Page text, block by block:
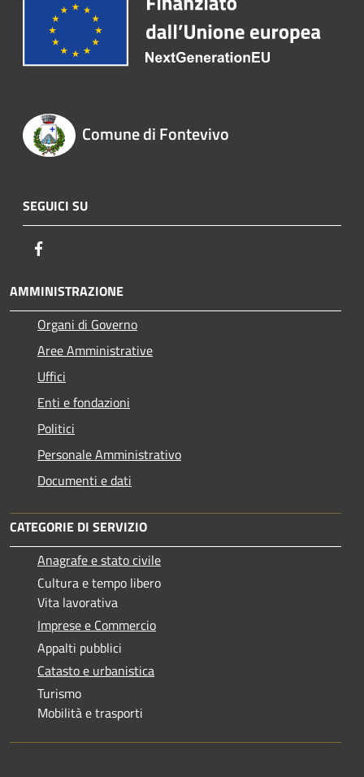
Comune di Fontevivo
SEGUICI SU
AMMINISTRAZIONE
Organi di Governo
Aree Amministrative
Uffici
Enti e fondazioni
Politici
Personale Amministrativo
Documenti e dati
CATEGORIE DI SERVIZIO
Anagrafe e stato civile
Cultura e tempo libero
Vita lavorativa
Imprese e Commercio
Appalti pubblici
Catasto e urbanistica
Turismo
Mobilità e trasporti